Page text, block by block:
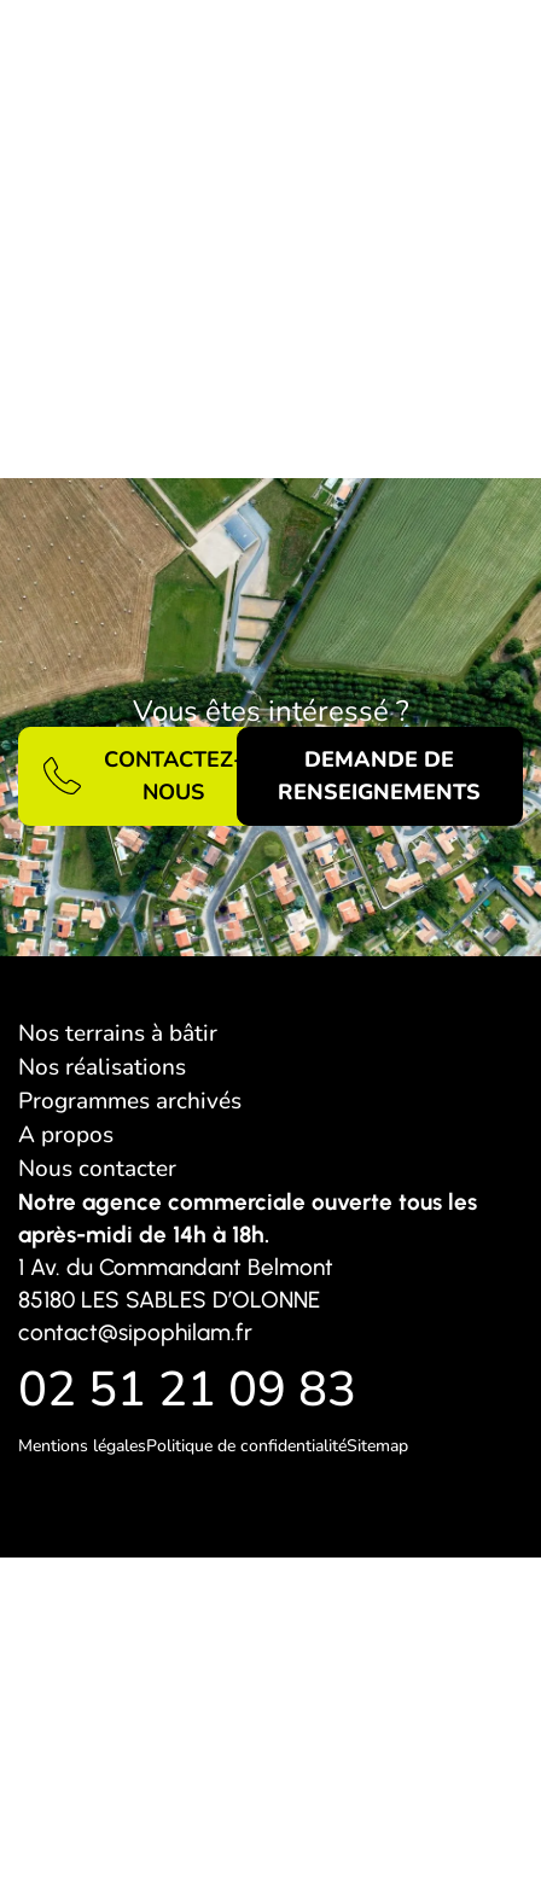
Vous êtes intéressé ?
CONTACTEZ-
NOUS
DEMANDE DE
RENSEIGNEMENTS
Nos terrains à bâtir
Nos réalisations
Programmes archivés
A propos
Nous contacter
Notre agence commerciale ouverte tous les
après-midi de 14h à 18h.
1 Av. du Commandant Belmont
85180 LES SABLES D’OLONNE
contact@sipophilam.fr
02 51 21 09 83
Mentions légalesPolitique de confidentialitéSitemap